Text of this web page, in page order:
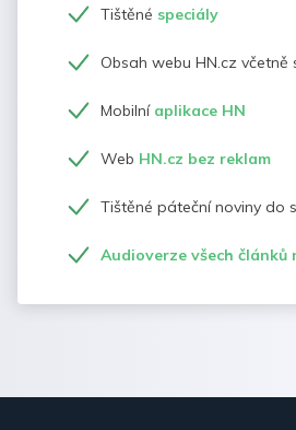
Tištěné speciály
Obsah webu HN.cz včetně
Mobilní aplikace HN
Web HN.cz bez reklam
Tištěné páteční noviny do
Audioverze všech článků